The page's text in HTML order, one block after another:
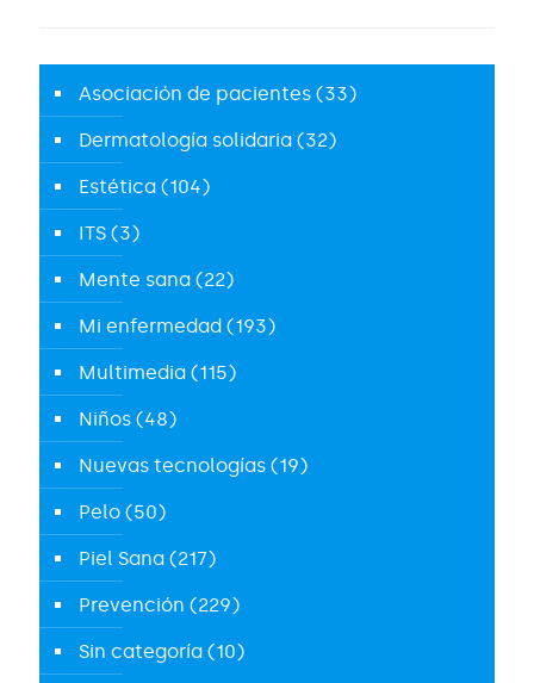
Asociación de pacientes (33)
Dermatología solidaria (32)
Estética (104)
ITS (3)
Mente sana (22)
Mi enfermedad (193)
Multimedia (115)
Niños (48)
Nuevas tecnologías (19)
Pelo (50)
Piel Sana (217)
Prevención (229)
Sin categoría (10)